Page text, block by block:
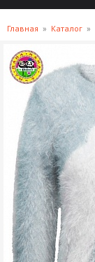
Главная » Каталог »